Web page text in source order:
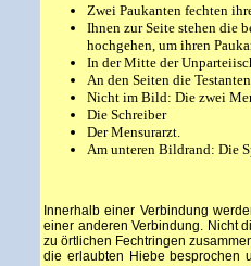
Zwei Paukanten fechten
Ihnen zur Seite stehen die
hochgehen, um ihren
In der Mitte der
An den Seiten die
Nicht im Bild: Die zwei
Die Schreiber
Der Mensurarzt.
Am unteren Bildrand: Die
Innerhalb einer Verbindung
einer anderen Verbindung. Nicht
zu örtlichen Fechtringen
die erlaubten Hiebe besprochen